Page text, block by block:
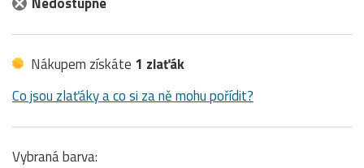
Nákupem získáte 1 zlaťák
Co jsou zlaťáky a co si za ně mohu pořídit?
Vybraná barva: